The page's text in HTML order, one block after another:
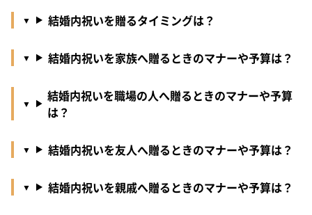
結婚内祝いを贈るタイミングは？
結婚内祝いを家族へ贈るときのマナーや予算は？
結婚内祝いを職場の人へ贈るときのマナーや予算
は？
結婚内祝いを友人へ贈るときのマナーや予算は？
結婚内祝いを親戚へ贈るときのマナーや予算は？